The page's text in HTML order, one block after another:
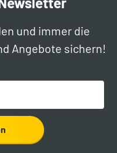
und immer die
Angebote sichern!